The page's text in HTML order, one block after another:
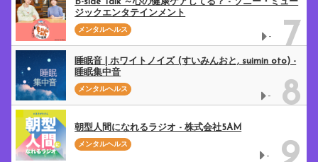
- 7
ジックエンタテインメント
メンタルヘルス
- 8
睡眠音 | ホワイトノイズ (すいみんおと, suimin oto) -
睡眠集中音
メンタルヘルス
-
朝型人間になれるラジオ - 株式会社5AM
メンタルヘルス